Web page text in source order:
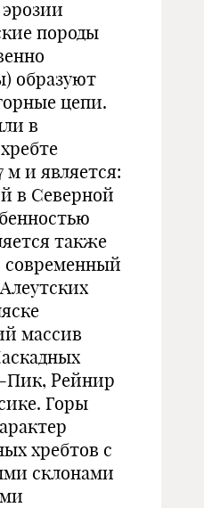
породы
образуют
цепи.
в
м и является:
в Северной
также
массив
Пик, Рейнир
Горы
хребтов с
склонами